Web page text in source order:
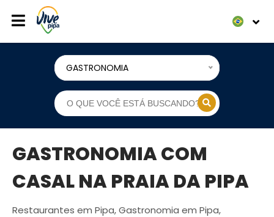
GASTRONOMIA
GASTRONOMIA COM
CASAL NA PRAIA DA PIPA
Restaurantes em Pipa, Gastronomia em Pipa,